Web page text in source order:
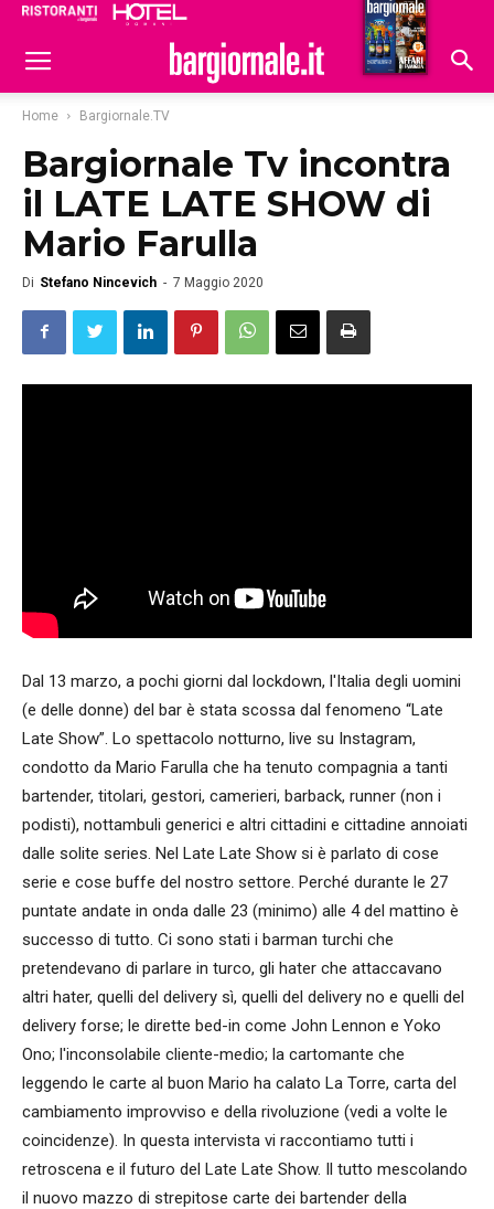
Hoteldomani
Home Bargiornale.TV
Bargiornale Tv incontra
il LATE LATE SHOW di
Mario Farulla
Di Stefano Nincevich - 7 Maggio 2020
Dal 13 marzo, a pochi giorni dal lockdown, l'Italia degli uomini
(e delle donne) del bar è stata scossa dal fenomeno “Late
Late Show”. Lo spettacolo notturno, live su Instagram,
condotto da Mario Farulla che ha tenuto compagnia a tanti
bartender, titolari, gestori, camerieri, barback, runner (non i
podisti), nottambuli generici e altri cittadini e cittadine annoiati
dalle solite series. Nel Late Late Show si è parlato di cose
serie e cose buffe del nostro settore. Perché durante le 27
puntate andate in onda dalle 23 (minimo) alle 4 del mattino è
successo di tutto. Ci sono stati i barman turchi che
pretendevano di parlare in turco, gli hater che attaccavano
altri hater, quelli del delivery sì, quelli del delivery no e quelli del
delivery forse; le dirette bed-in come John Lennon e Yoko
Ono; l'inconsolabile cliente-medio; la cartomante che
leggendo le carte al buon Mario ha calato La Torre, carta del
cambiamento improvviso e della rivoluzione (vedi a volte le
coincidenze). In questa intervista vi raccontiamo tutti i
retroscena e il futuro del Late Late Show. Il tutto mescolando
il nuovo mazzo di strepitose carte dei bartender della